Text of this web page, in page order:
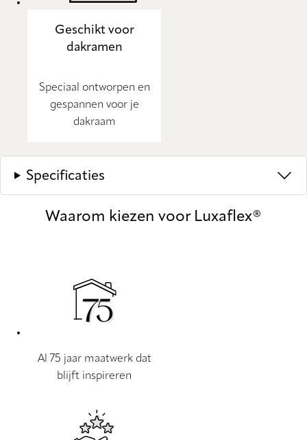
Geschikt voor
dakramen
Speciaal ontworpen en
gespannen voor je
dakraam
Specificaties
Waarom kiezen voor Luxaflex®
Al 75 jaar maatwerk dat
blijft inspireren